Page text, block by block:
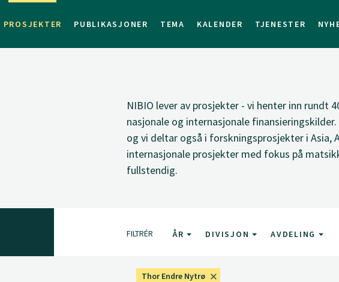
PROSJEKTER PUBLIKASJONER TEMA KALENDER TJENESTER
NIBIO lever av prosjekter - vi henter inn
nasjonale og internasjonale
og vi deltar også i forskningsprosjekter i
internasjonale prosjekter med fokus på
fullstendig.
FILTRÉR ÅR DIVISJON AVDELING
Thor Endre Nytrø